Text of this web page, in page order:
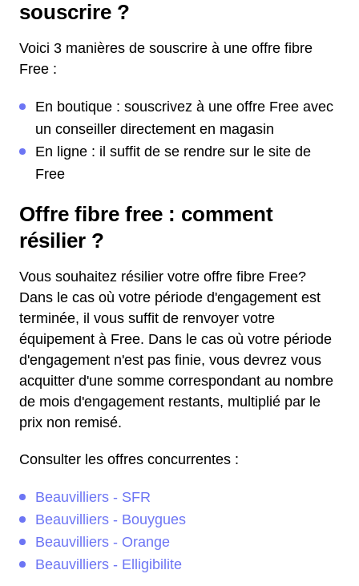
souscrire ?
Voici 3 manières de souscrire à une offre fibre
Free :
En boutique : souscrivez à une offre Free avec
un conseiller directement en magasin
En ligne : il suffit de se rendre sur le site de
Free
Offre fibre free : comment
résilier ?
Vous souhaitez résilier votre offre fibre Free?
Dans le cas où votre période d'engagement est
terminée, il vous suffit de renvoyer votre
équipement à Free. Dans le cas où votre période
d'engagement n'est pas finie, vous devrez vous
acquitter d'une somme correspondant au nombre
de mois d'engagement restants, multiplié par le
prix non remisé.
Consulter les offres concurrentes :
Beauvilliers - SFR
Beauvilliers - Bouygues
Beauvilliers - Orange
Beauvilliers - Elligibilite